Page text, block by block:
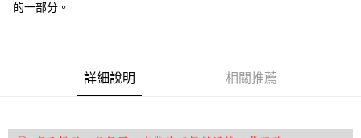
AFTEE先享後付
的一部分。
詳細說明 相關推薦